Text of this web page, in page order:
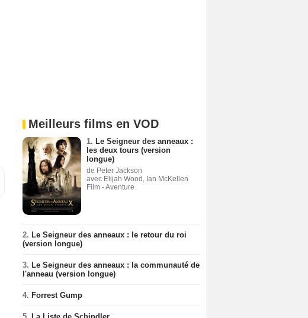
Meilleurs films en VOD
1. Le Seigneur des anneaux :
les deux tours (version
longue)
de Peter Jackson
avec Elijah Wood, Ian McKellen
Film - Aventure
2. Le Seigneur des anneaux : le retour du roi
(version longue)
3. Le Seigneur des anneaux : la communauté de
l'anneau (version longue)
4. Forrest Gump